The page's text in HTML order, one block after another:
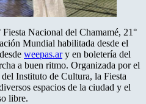
Nacional del Chamamé, 21°
Mundial habilitada desde el
weepas.ary en boletería del
a buen ritmo. Organizada por el
Instituto de Cultura, la Fiesta
espacios de la ciudad y el
libre.